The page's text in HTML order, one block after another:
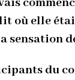
où elle
sensation
du